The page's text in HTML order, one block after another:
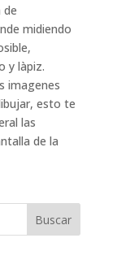
de
midiendo
y làpiz.
imagenes
esto te
las
de la